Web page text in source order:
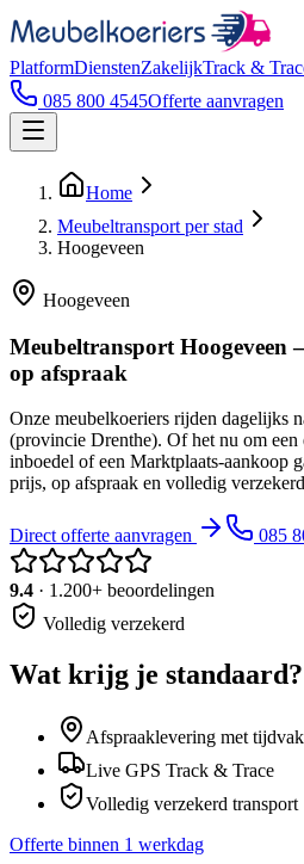
PlatformDienstenZakelijkTrack &
085 800 4545Offerte aanvragen
Home
Meubeltransport per stad
Hoogeveen
Hoogeveen
Meubeltransport Hoogeveen
op afspraak
Onze meubelkoeriers rijden dagelijks
(provincie Drenthe). Of het nu om een
inboedel of een Marktplaats-aankoop
prijs, op afspraak en volledig
Direct offerte aanvragen 085
9.4 · 1.200+ beoordelingen
Volledig verzekerd
Wat krijg je standaard?
Afspraaklevering met tijdvak
Live GPS Track & Trace
Volledig verzekerd transport
Offerte binnen 1 werkdag